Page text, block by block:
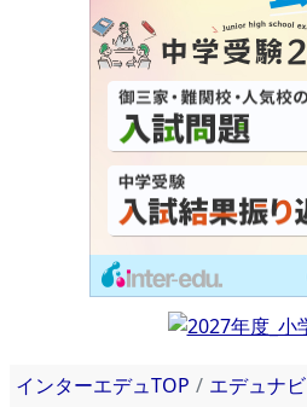
インターエデュTOP エデュナビ